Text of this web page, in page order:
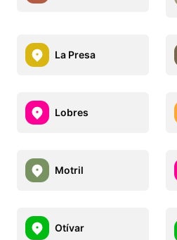
La Presa
Lobres
Motril
Otívar